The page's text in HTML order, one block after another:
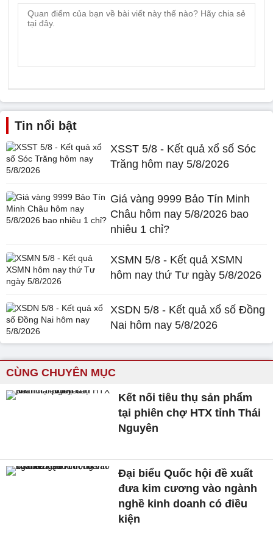
Tin nổi bật
XSST 5/8 - Kết quả xổ số Sóc
Trăng hôm nay 5/8/2026
Giá vàng 9999 Bảo Tín Minh
Châu hôm nay 5/8/2026 bao
nhiêu 1 chỉ?
XSMN 5/8 - Kết quả XSMN
hôm nay thứ Tư ngày 5/8/2026
XSDN 5/8 - Kết quả xổ số Đồng
Nai hôm nay 5/8/2026
CÙNG CHUYÊN MỤC
Kết nối tiêu thụ sản phẩm
tại phiên chợ HTX tỉnh Thái
Nguyên
Đại biểu Quốc hội đề xuất
đưa kim cương vào ngành
nghề kinh doanh có điều
kiện